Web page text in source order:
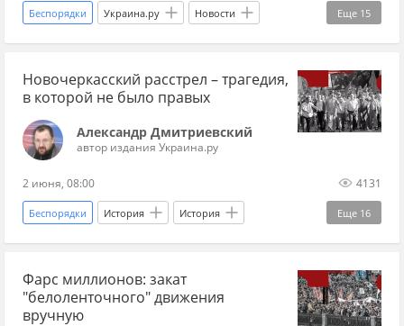
Еще 15
Беспорядки Украина.ру Новости
футбол чемпионат Великобритания
Британия Лондон Франция Париж
болельщики Марокко
погром Россия
Новочеркасский расстрел – трагедия,
в которой не было правых
Александр Дмитриевский
автор издания Украина.ру
2 июня, 08:00 4131
Еще 16
Беспорядки История История
история СССР Тбилиси СССР
Таганрог Хрущев
Владимир Ленин (Владимир Ульянов)
Фарс миллионов: закат
"белоленточного" движения
вручную